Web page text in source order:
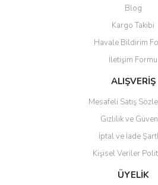
Ürün açıklamasında eksik bilgiler
Ürün bilgilerinde hatalar bulunuyor.
Ürün fiyatı diğer sitelerden daha
Bu ürüne benzer farklı alternatifler
Gönder
Blog
Kargo Takibi
Havale Bildirim
İletişim Formu
ALIŞVERİŞ
Mesafeli Satış
Gizlilik ve
İptal ve İade
Kişisel Veriler
ÜYELİK